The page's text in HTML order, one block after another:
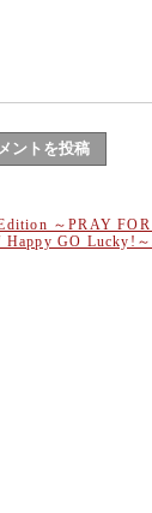
～PRAY
GO Lucky!